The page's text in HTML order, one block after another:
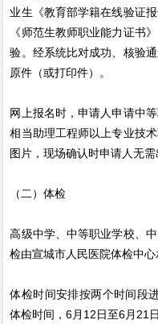
业生《教育部学籍在线验证
《师范生教师职业能力证书
验。经系统比对成功、核验
原件（或打印件）。
网上报名时，申请人申请中
相当助理工程师以上专业技
图片，现场确认时申请人无需
（二）体检
高级中学、中等职业学校、
检由宣城市人民医院体检中心
体检时间安排按两个时间段
体检时间，6月12日至6月21